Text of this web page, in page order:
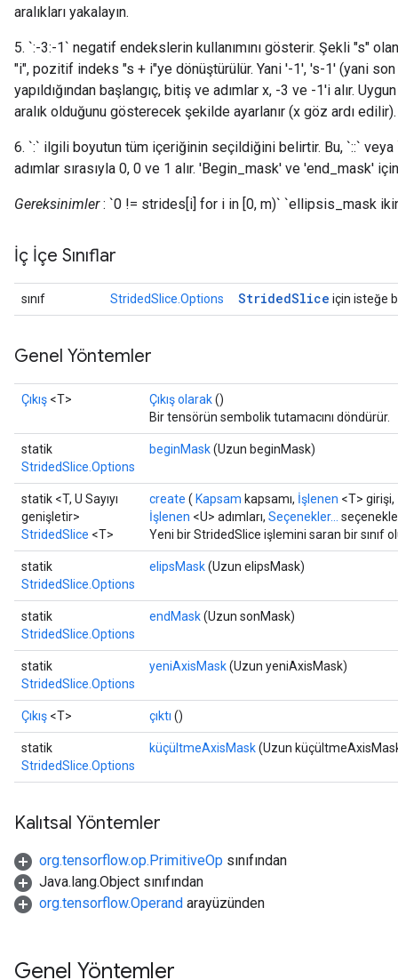
aralıkları yakalayın.
5. `:-3:-1` negatif endekslerin kullanımını gösterir. Şekli "s"
"i", pozitif indeks "s + i"ye dönüştürülür. Yani '-1', 's-1' (yani
yapıldığından başlangıç, bitiş ve adımlar x, -3 ve -1'i alır.
aralık olduğunu gösterecek şekilde ayarlanır (x göz ardı edilir).
6. `:` ilgili boyutun tüm içeriğinin seçildiğini belirtir. Bu, `::`
adımlar sırasıyla 0, 0 ve 1 alır. 'Begin_mask' ve 'end_mask'
Gereksinimler: `0 != strides[i] for i in [0, m)` `ellipsis_mask
İç İçe Sınıflar
sınıf StridedSlice.Options StridedSlice için isteğe
Genel Yöntemler
Çıkış <T> Çıkış olarak()
Bir tensörün sembolik tutamacını döndürür.
statik
StridedSlice.Options
beginMask(Uzun beginMask)
statik <T, U Sayıyı
genişletir>
StridedSlice <T>
create ( Kapsam kapsamı, İşlenen <T> girişi,
İşlenen <U> adımları, Seçenekler...
Yeni bir StridedSlice işlemini saran bir sınıf
statik
StridedSlice.Options
elipsMask(Uzun elipsMask)
statik
StridedSlice.Options
endMask(Uzun sonMask)
statik
StridedSlice.Options
yeniAxisMask(Uzun yeniAxisMask)
Çıkış <T> çıktı ()
statik
StridedSlice.Options
küçültmeAxisMask(Uzun
Kalıtsal Yöntemler
org.tensorflow.op.PrimitiveOp sınıfından
Java.lang.Object sınıfından
org.tensorflow.Operand arayüzünden
Genel Yöntemler